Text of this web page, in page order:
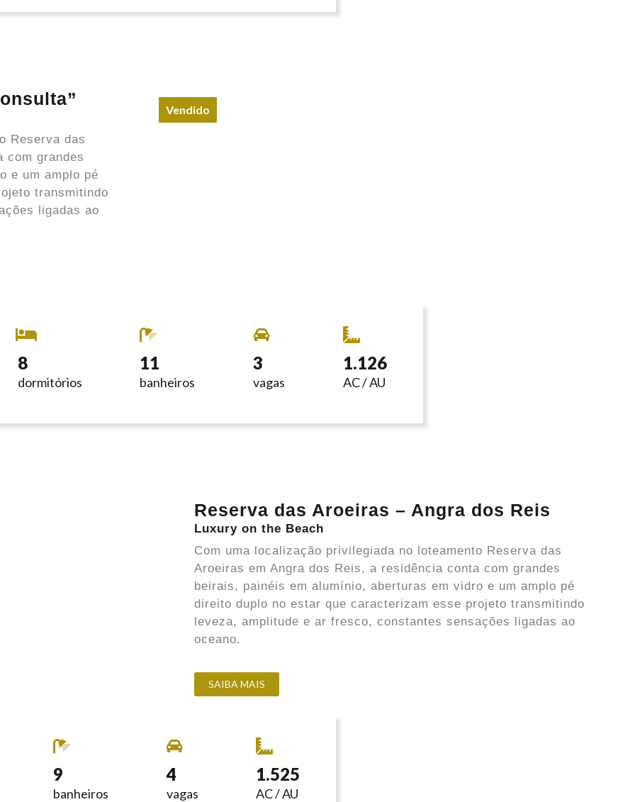
Vendido
8
dormitórios
11
banheiros
3
vagas
1.126
AC / AU
Reserva das
com grandes
e um amplo pé
transmitindo
ligadas ao
9
banheiros
4
vagas
1.525
AC / AU
Reserva das Aroeiras – Angra dos Reis
Luxury on the Beach
Com uma localização privilegiada no loteamento Reserva das
Aroeiras em Angra dos Reis, a residência conta com grandes
beirais, painéis em alumínio, aberturas em vidro e um amplo pé
direito duplo no estar que caracterizam esse projeto transmitindo
leveza, amplitude e ar fresco, constantes sensações ligadas ao
oceano.
SAIBA MAIS